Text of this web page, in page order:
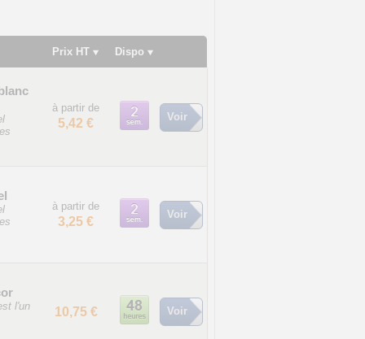
Prix HT Dispo
à partir de
5,42 € Voir
à partir de
3,25 €
Voir
l'un 10,75 € Voir